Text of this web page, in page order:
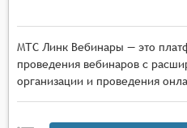
МТС Линк Вебинары — это
проведения вебинаров с
организации и проведения